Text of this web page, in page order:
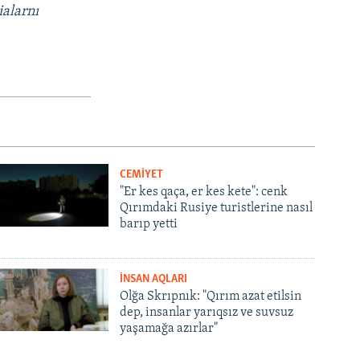
CEMİYET
"Er kes qaça, er kes kete": cenk
Qırımdaki Rusiye turistlerine nasıl
barıp yetti
İNSAN AQLARI
Olğa Skrıpnık: "Qırım azat etilsin
dep, insanlar yarıqsız ve suvsuz
yaşamağa azırlar"